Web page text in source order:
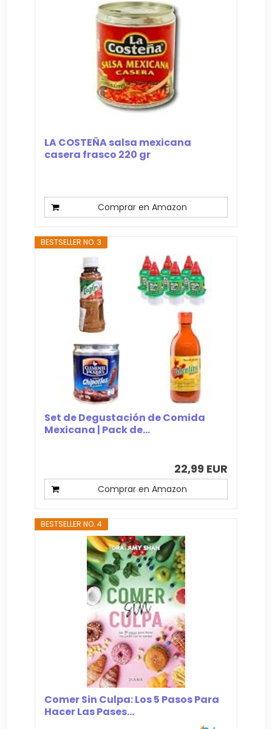
LA COSTEÑA salsa mexicana
casera frasco 220 gr
Comprar en Amazon
BESTSELLER NO. 3
Set de Degustación de Comida
Mexicana | Pack de...
22,99 EUR
Comprar en Amazon
BESTSELLER NO. 4
Comer Sin Culpa: Los 5 Pasos Para
Hacer Las Pases...